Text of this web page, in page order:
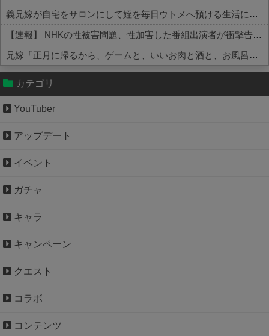
義兄嫁が自宅をサロンにして姪を毎日ウトメへ預ける生活に。数年後、そのツケが一気に回ってきて…
【速報】 NHKの性被害問題、性加害した番組出演者が衝撃告白！
兄嫁「正月に帰るから、ゲームと、いいお肉と酒と、お風呂グッズの準備しとけよ」寝起きの私「知るかボケ」兄嫁「キィィィィー！！！！」私「あ…」
Powered by livedoor 相互RSS
カテゴリ
YouTuber
アップデート
イベント
ガチャ
キャラ
キャンペーン
クエスト
コラボ
コンテンツ